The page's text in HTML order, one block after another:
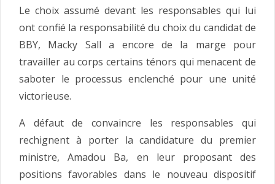
Le choix assumé devant les responsables qui lui
ont confié la responsabilité du choix du candidat de
BBY, Macky Sall a encore de la marge pour
travailler au corps certains ténors qui menacent de
saboter le processus enclenché pour une unité
victorieuse.
A défaut de convaincre les responsables qui
rechignent à porter la candidature du premier
ministre, Amadou Ba, en leur proposant des
positions favorables dans le nouveau dispositif